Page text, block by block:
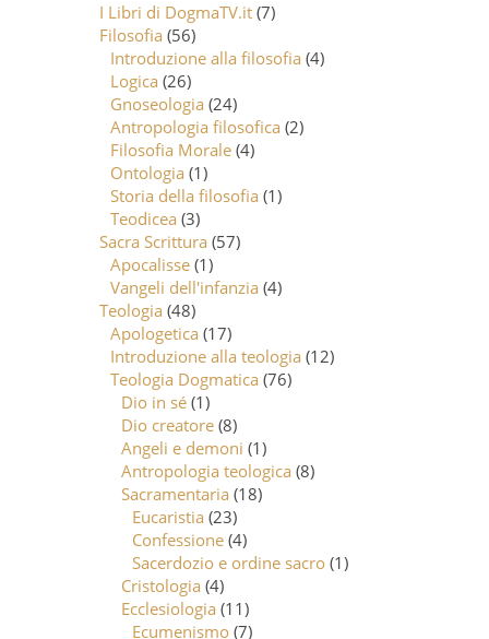
I Libri di DogmaTV.it (7)
Filosofia (56)
Introduzione alla filosofia (4)
Logica (26)
Gnoseologia (24)
Antropologia filosofica (2)
Filosofia Morale (4)
Ontologia (1)
Storia della filosofia (1)
Teodicea (3)
Sacra Scrittura (57)
Apocalisse (1)
Vangeli dell'infanzia (4)
Teologia (48)
Apologetica (17)
Introduzione alla teologia (12)
Teologia Dogmatica (76)
Dio in sé (1)
Dio creatore (8)
Angeli e demoni (1)
Antropologia teologica (8)
Sacramentaria (18)
Eucaristia (23)
Confessione (4)
Sacerdozio e ordine sacro (1)
Cristologia (4)
Ecclesiologia (11)
Ecumenismo (7)